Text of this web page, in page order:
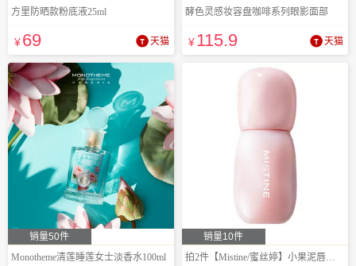
方里防晒款粉底液25ml
¥69 天猫
酵色灵感妆容盘咖啡系列眼影面部
¥115.9 天猫
销量50件
Monotheme清莲睡莲女士淡香水100ml
销量10件
拍2件【Mistine/蜜丝婷】小果泥唇霜唇釉